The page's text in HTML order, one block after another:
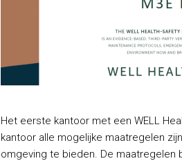
Het eerste kantoor met een WELL
kantoor alle mogelijke maatregelen
omgeving te bieden. De maatregelen